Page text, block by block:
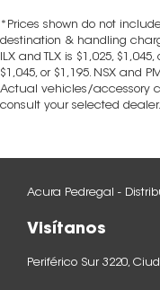
*Prices shown do not
destination & handling
ILX and TLX is $1,025,
$1,045, or $1,195. NSX and
Actual vehicles/accessory
consult your selected dealer.
Acura Pedregal -
Visítanos
Periférico Sur 3220,